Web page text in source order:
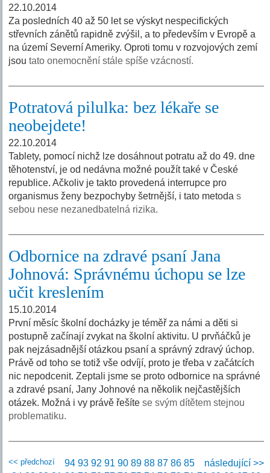
22.10.2014
Za posledních 40 až 50 let se výskyt nespecifických
střevních zánětů rapidně zvýšil, a to především v Evropě a
na území Severní Ameriky. Oproti tomu v rozvojových zemí
jsoutato onemocnění stále spíše vzácností.
Potratová pilulka: bez lékaře se
neobejdete!
22.10.2014
Tablety, pomocí nichž lze dosáhnout potratu až do 49. dne
těhotenství, je od nedávna možné použít také v České
republice. Ačkoliv je takto provedená interrupce pro
organismus ženy bezpochyby šetrnější, i tato metodas
sebou nese nezanedbatelná rizika.
Odbornice na zdravé psaní Jana
Johnová: Správnému úchopu se lze
učit kreslením
15.10.2014
První měsíc školní docházky je téměř za námi a děti si
postupně začínají zvykat na školní aktivitu. U prvňáčků je
pak nejzásadnější otázkou psaní a správný zdravý úchop.
Právě od toho se totiž vše odvíjí, proto je třeba v začátcích
nic nepodcenit. Zeptali jsme se proto odbornice na správné
a zdravé psaní, Jany Johnové na několik nejčastějších
otázek. Možná i vy právě řešítese svým dítětem stejnou
problematiku.
<< předchozí následující >>
94 93 92 91 90 89 88 87 86 85